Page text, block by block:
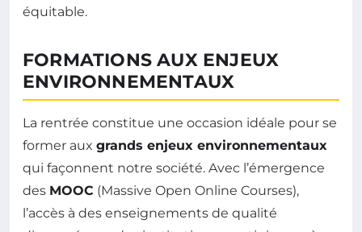
équitable.
FORMATIONS AUX ENJEUX
ENVIRONNEMENTAUX
La rentrée constitue une occasion idéale pour se
former aux grands enjeux environnementaux
qui façonnent notre société. Avec l’émergence
des MOOC (Massive Open Online Courses),
l’accès à des enseignements de qualité